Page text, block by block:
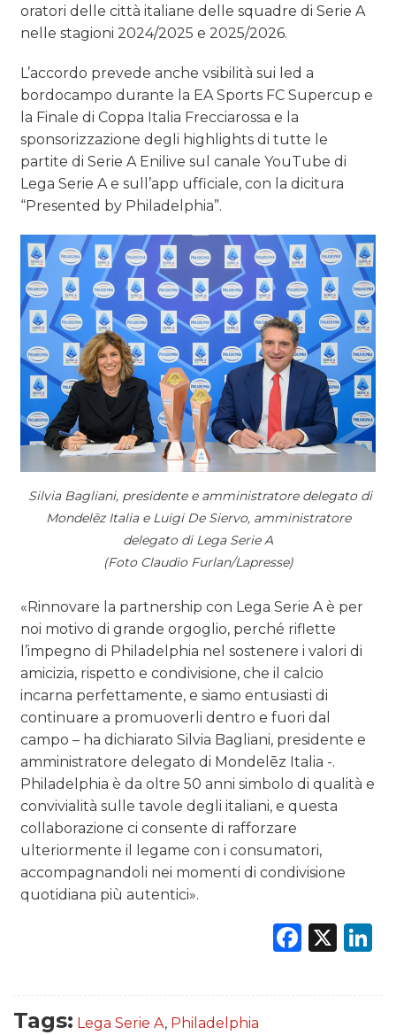
oratori delle città italiane delle squadre di Serie A
nelle stagioni 2024/2025 e 2025/2026.
L’accordo prevede anche vsibilità sui led a
bordocampo durante la EA Sports FC Supercup e
la Finale di Coppa Italia Frecciarossa e la
sponsorizzazione degli highlights di tutte le
partite di Serie A Enilive sul canale YouTube di
Lega Serie A e sull’app ufficiale, con la dicitura
“Presented by Philadelphia”.
Silvia Bagliani, presidente e amministratore delegato di
Mondelēz Italia e Luigi De Siervo, amministratore
delegato di Lega Serie A
(Foto Claudio Furlan/Lapresse)
«Rinnovare la partnership con Lega Serie A è per
noi motivo di grande orgoglio, perché riflette
l’impegno di Philadelphia nel sostenere i valori di
amicizia, rispetto e condivisione, che il calcio
incarna perfettamente, e siamo entusiasti di
continuare a promuoverli dentro e fuori dal
campo – ha dichiarato Silvia Bagliani, presidente e
amministratore delegato di Mondelēz Italia -.
Philadelphia è da oltre 50 anni simbolo di qualità e
convivialità sulle tavole degli italiani, e questa
collaborazione ci consente di rafforzare
ulteriormente il legame con i consumatori,
accompagnandoli nei momenti di condivisione
quotidiana più autentici».
X
Tags: Lega Serie A, Philadelphia